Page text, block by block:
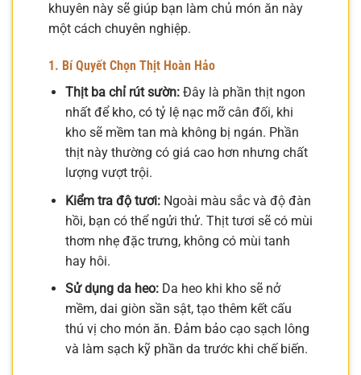
khuyên này sẽ giúp bạn làm chủ món ăn này
một cách chuyên nghiệp.
1. Bí Quyết Chọn Thịt Hoàn Hảo
Thịt ba chỉ rút sườn:Đây là phần thịt ngon
nhất để kho, có tỷ lệ nạc mỡ cân đối, khi
kho sẽ mềm tan mà không bị ngán. Phần
thịt này thường có giá cao hơn nhưng chất
lượng vượt trội.
Kiểm tra độ tươi:Ngoài màu sắc và độ đàn
hồi, bạn có thể ngửi thử. Thịt tươi sẽ có mùi
thơm nhẹ đặc trưng, không có mùi tanh
hay hôi.
Sử dụng da heo:Da heo khi kho sẽ nở
mềm, dai giòn sần sật, tạo thêm kết cấu
thú vị cho món ăn. Đảm bảo cạo sạch lông
và làm sạch kỹ phần da trước khi chế biến.